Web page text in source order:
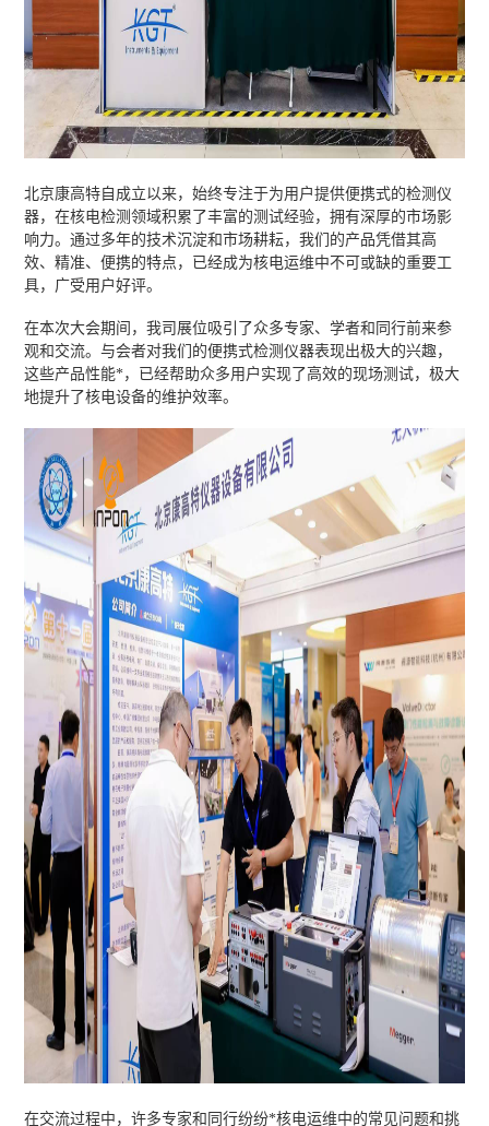
北京康高特自成立以来，始终专注于为用户提供便携式的检测仪
器，在核电检测领域积累了丰富的测试经验，拥有深厚的市场影
响力。通过多年的技术沉淀和市场耕耘，我们的产品凭借其高
效、精准、便携的特点，已经成为核电运维中不可或缺的重要工
具，广受用户好评。
在本次大会期间，我司展位吸引了众多专家、学者和同行前来参
观和交流。与会者对我们的便携式检测仪器表现出极大的兴趣，
这些产品性能*，已经帮助众多用户实现了高效的现场测试，极大
地提升了核电设备的维护效率。
在交流过程中，许多专家和同行纷纷*核电运维中的常见问题和挑